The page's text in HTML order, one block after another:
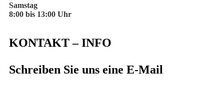
Samstag
8:00 bis 13:00 Uhr
KONTAKT – INFO
Schreiben Sie uns eine E-Mail